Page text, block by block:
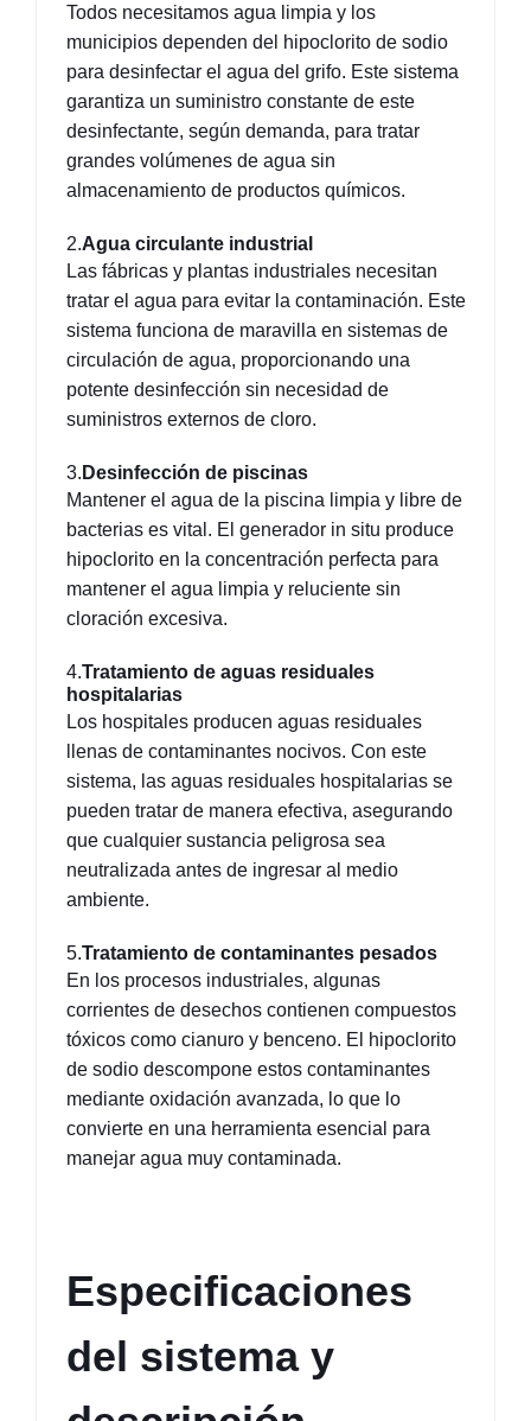
Todos necesitamos agua limpia y los
municipios dependen del hipoclorito de sodio
para desinfectar el agua del grifo. Este sistema
garantiza un suministro constante de este
desinfectante, según demanda, para tratar
grandes volúmenes de agua sin
almacenamiento de productos químicos.
2.Agua circulante industrial
Las fábricas y plantas industriales necesitan
tratar el agua para evitar la contaminación. Este
sistema funciona de maravilla en sistemas de
circulación de agua, proporcionando una
potente desinfección sin necesidad de
suministros externos de cloro.
3. Desinfección de piscinas
Mantener el agua de la piscina limpia y libre de
bacterias es vital. El generador in situ produce
hipoclorito en la concentración perfecta para
mantener el agua limpia y reluciente sin
cloración excesiva.
4.Tratamiento de aguas residuales
hospitalarias
Los hospitales producen aguas residuales
llenas de contaminantes nocivos. Con este
sistema, las aguas residuales hospitalarias se
pueden tratar de manera efectiva, asegurando
que cualquier sustancia peligrosa sea
neutralizada antes de ingresar al medio
ambiente.
5.Tratamiento de contaminantes pesados
En los procesos industriales, algunas
corrientes de desechos contienen compuestos
tóxicos como cianuro y benceno. El hipoclorito
de sodio descompone estos contaminantes
mediante oxidación avanzada, lo que lo
convierte en una herramienta esencial para
manejar agua muy contaminada.
Especificaciones
del sistema y